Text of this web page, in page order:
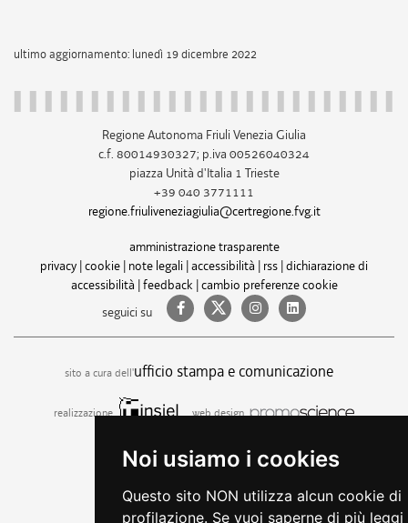
Noi usiamo i cookies
Questo sito NON utilizza alcun cookie di
profilazione. Se vuoi saperne di più leggi
ultimo aggiornamento: lunedì 19 dicembre 2022
Regione Autonoma Friuli Venezia Giulia
c.f. 80014930327; p.iva 00526040324
piazza Unità d'Italia 1 Trieste
+39 040 3771111
regione.friuliveneziagiulia@certregione.fvg.it
amministrazione trasparente
privacy |cookie | note legali |accessibilità | rss |dichiarazione di
accessibilità |feedback |cambio preferenze cookie
seguici su
sito a cura dell'ufficio stampa e comunicazione
realizzazione web design